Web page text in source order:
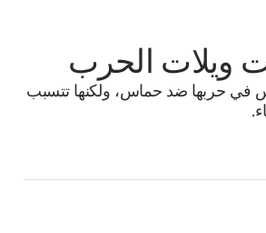
ويلات الحرب
في حربها ضد حماس، ولكنها تتسبب